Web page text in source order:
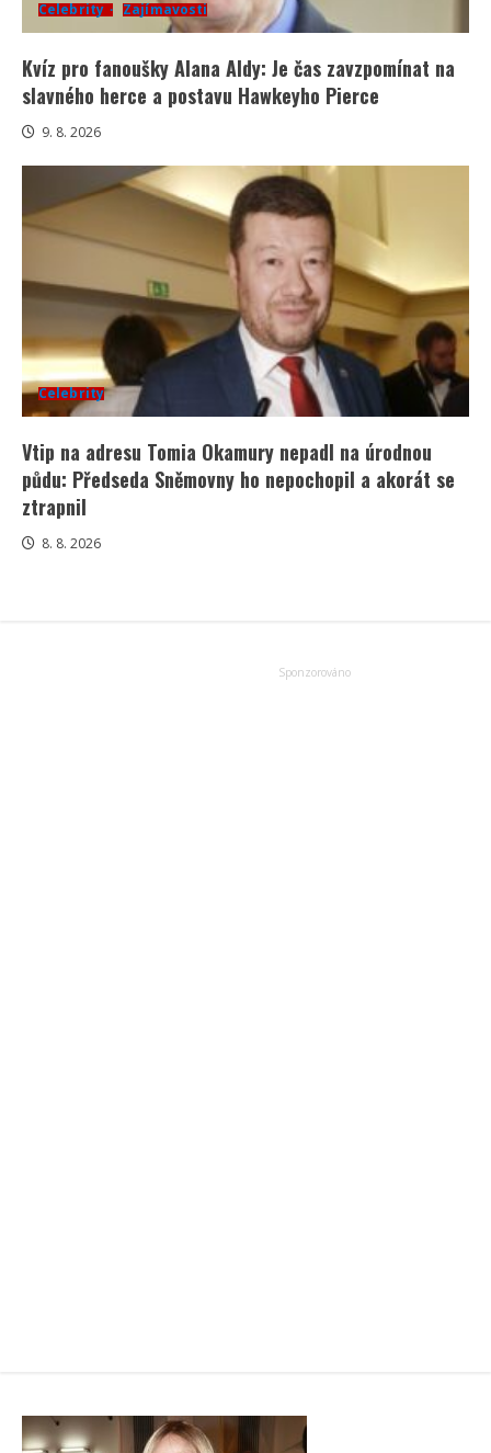
Celebrity Zajímavosti
Kvíz pro fanoušky Alana Aldy: Je čas zavzpomínat na
slavného herce a postavu Hawkeyho Pierce
9. 8. 2026
Celebrity
Vtip na adresu Tomia Okamury nepadl na úrodnou
půdu: Předseda Sněmovny ho nepochopil a akorát se
ztrapnil
8. 8. 2026